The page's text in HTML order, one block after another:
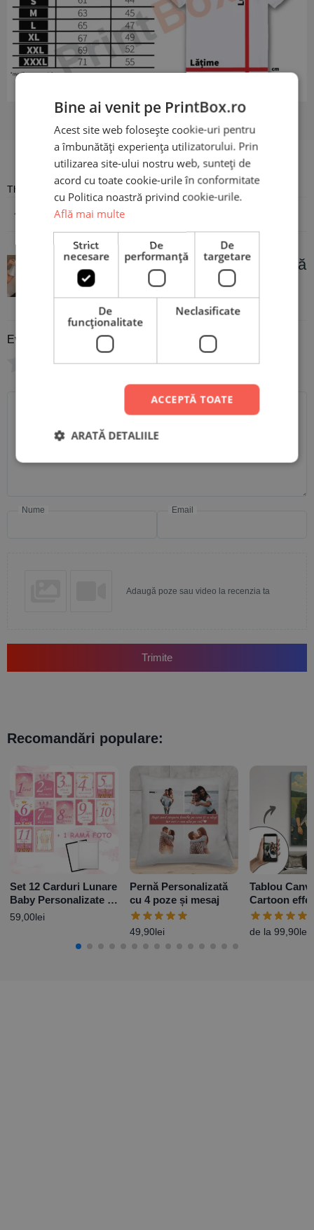
Recenzii
There are no reviews yet
Adaugă o recenzie
Tricou Personalizat Viitoare mămică
de fetiță
Evaluare
0/5
Nume Email
Adaugă poze sau video la recenzia ta
Trimite
Recomandări populare:
Set 12 Carduri Lunare
Baby Personalizate +
Ramă Foto – Princess
59,00lei
Pernă Personalizată
cu 4 poze și mesaj
49,90lei
Tablou
Cartoon
Personalizat
poză –
dimensiuni
de la99,90lei
Bine ai venit pe PrintBox.ro
Acest site web folosește cookie-uri pentru
a îmbunătăți experiența utilizatorului. Prin
utilizarea site-ului nostru web, sunteți de
acord cu toate cookie-urile în conformitate
cu Politica noastră privind cookie-urile.
Află mai multe
Strict
necesare
De
performanță
De
targetare
De
funcţionalitate
Neclasificate
ACCEPTĂ TOATE
ARATĂ DETALIILE